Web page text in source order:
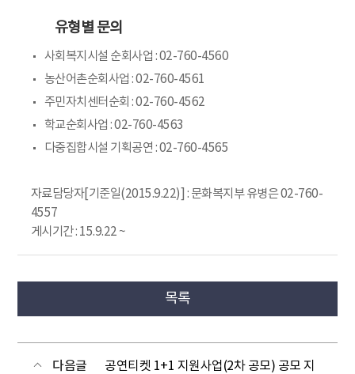
유형별 문의
사회복지시설 순회사업 : 02-760-4560
농산어촌순회사업 : 02-760-4561
주민자치센터순회 : 02-760-4562
학교순회사업 : 02-760-4563
다중집합시설 기획공연 : 02-760-4565
자료담당자[기준일(2015.9.22)] : 문화복지부 유병은 02-760-
4557
게시기간 : 15.9.22 ~
목록
다음글
공연티켓 1+1 지원사업(2차 공모) 공모 지